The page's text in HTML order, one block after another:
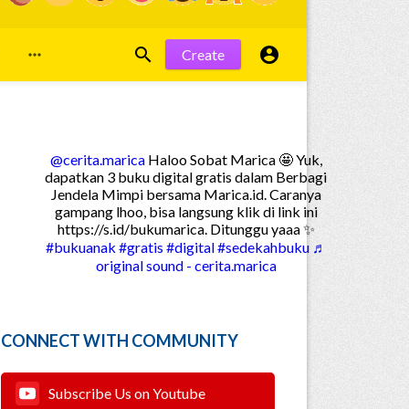
  Create 
@cerita.maricaHaloo Sobat Marica 🤩 Yuk,
dapatkan 3 buku digital gratis dalam Berbagi
Jendela Mimpi bersama Marica.id. Caranya
gampang lhoo, bisa langsung klik di link ini
https://s.id/bukumarica. Ditunggu yaaa ✨
#bukuanak #gratis #digital#sedekahbuku ♬
original sound - cerita.marica
CONNECT WITH COMMUNITY
Subscribe Us on Youtube